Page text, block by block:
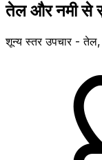
तेल और नमी से
शून्य स्तर उपचार -